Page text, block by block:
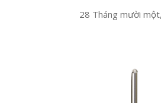
28 Tháng mười